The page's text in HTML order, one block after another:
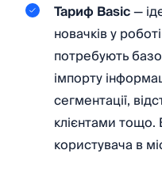
Тариф Basiс—
новачків у
потребують
імпорту
сегментації,
клієнтами тощо.
користувача в